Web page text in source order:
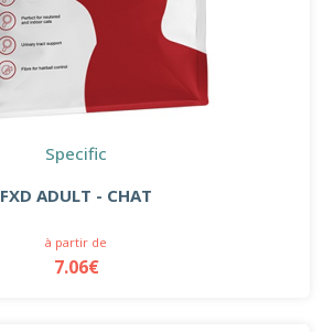
Specific
FXD ADULT - CHAT
à partir de
7.06€